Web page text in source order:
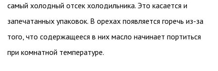
самый холодный отсек холодильника. Это касается и
запечатанных упаковок. В орехах появляется горечь из-за
того, что содержащееся в них масло начинает портиться
при комнатной температуре.